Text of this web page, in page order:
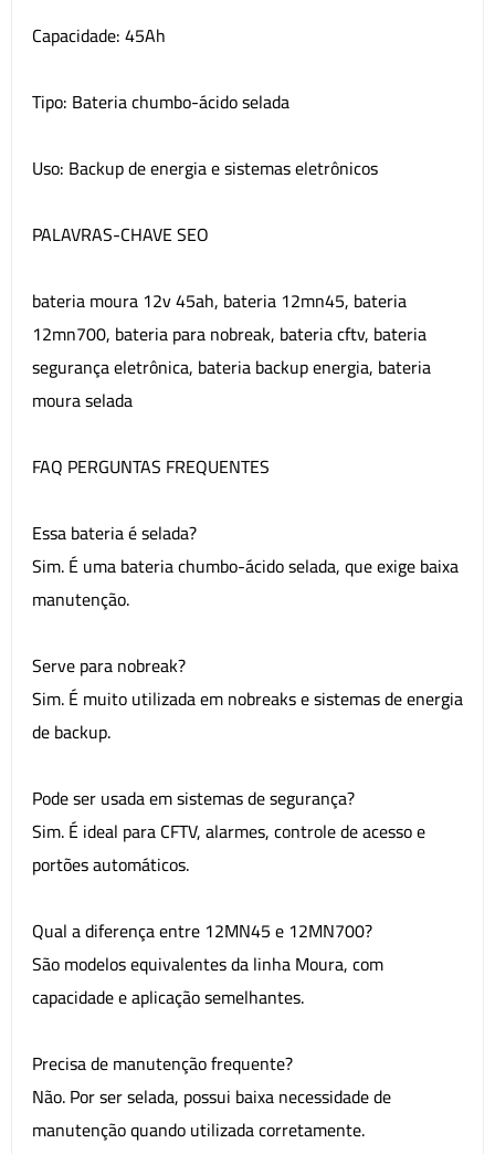
Capacidade: 45Ah
Tipo: Bateria chumbo-ácido selada
Uso: Backup de energia e sistemas eletrônicos
PALAVRAS-CHAVE SEO
bateria moura 12v 45ah, bateria 12mn45, bateria
12mn700, bateria para nobreak, bateria cftv, bateria
segurança eletrônica, bateria backup energia, bateria
moura selada
FAQ PERGUNTAS FREQUENTES
Essa bateria é selada?
Sim. É uma bateria chumbo-ácido selada, que exige baixa
manutenção.
Serve para nobreak?
Sim. É muito utilizada em nobreaks e sistemas de energia
de backup.
Pode ser usada em sistemas de segurança?
Sim. É ideal para CFTV, alarmes, controle de acesso e
portões automáticos.
Qual a diferença entre 12MN45 e 12MN700?
São modelos equivalentes da linha Moura, com
capacidade e aplicação semelhantes.
Precisa de manutenção frequente?
Não. Por ser selada, possui baixa necessidade de
manutenção quando utilizada corretamente.